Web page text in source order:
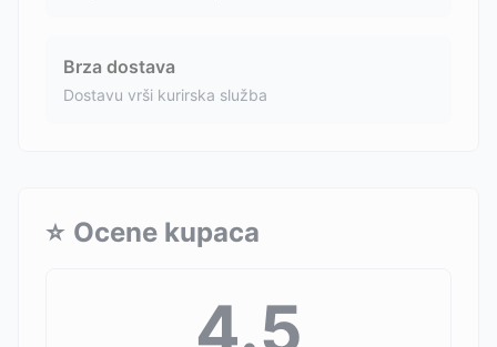
Brza dostava
Dostavu vrši kurirska služba
⭐ Ocene kupaca
4.5